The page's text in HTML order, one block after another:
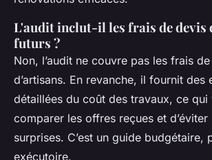
L'audit inclut-il les frais de devis
futurs ?
Non, l’audit ne couvre pas les frais
d’artisans. En revanche, il fournit des
détaillées du coût des travaux, ce
comparer les offres reçues et d’éviter
surprises. C’est un guide budgétaire,
exécutoire.